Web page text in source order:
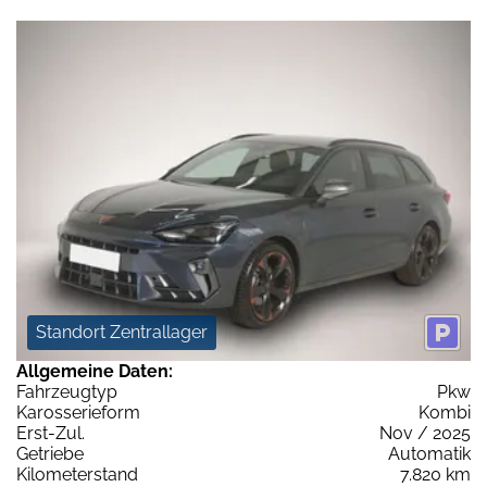
Standort Zentrallager
Allgemeine Daten:
Fahrzeugtyp
Pkw
Karosserieform
Kombi
Erst-Zul.
Nov / 2025
Getriebe
Automatik
Kilometerstand
7.820 km